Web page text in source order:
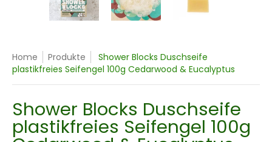
Home Produkte
Shower Blocks Duschseife
plastikfreies Seifengel 100g Cedarwood & Eucalyptus
Shower Blocks Duschseife
plastikfreies Seifengel 100g